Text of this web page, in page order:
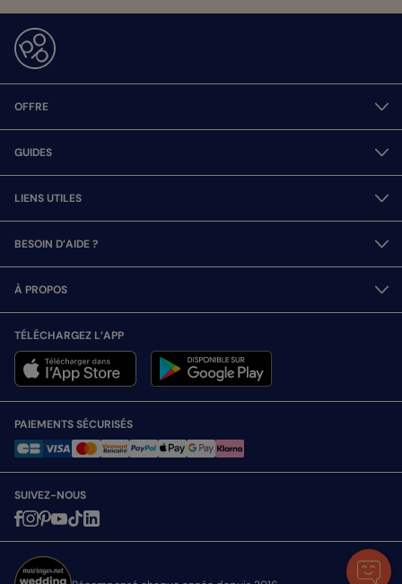
OFFRE
GUIDES
LIENS UTILES
BESOIN D’AIDE ?
À PROPOS
TÉLÉCHARGEZ L’APP
PAIEMENTS SÉCURISÉS
SUIVEZ-NOUS